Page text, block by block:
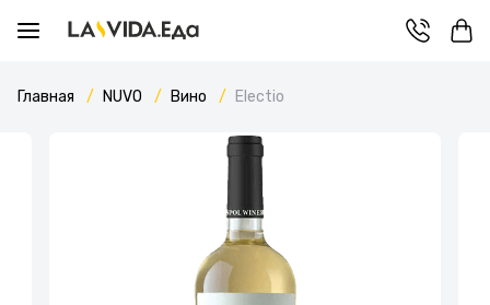
Главная NUVO Вино Electio